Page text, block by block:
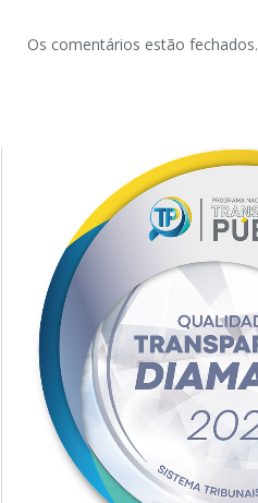
Os comentários estão fechados.